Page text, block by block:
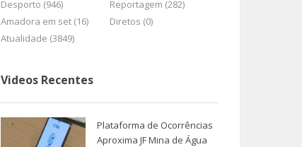
Desporto (946)
Reportagem (282)
Amadora em set (16)
Diretos (0)
Atualidade (3849)
Videos Recentes
Plataforma de Ocorrências
Aproxima JF Mina de Água